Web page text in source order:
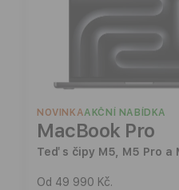
NOVINKAAKČNÍ NABÍDKA
MacBook Pro
Teď s čipy M5, M5 Pro a
Od 49 990 Kč.